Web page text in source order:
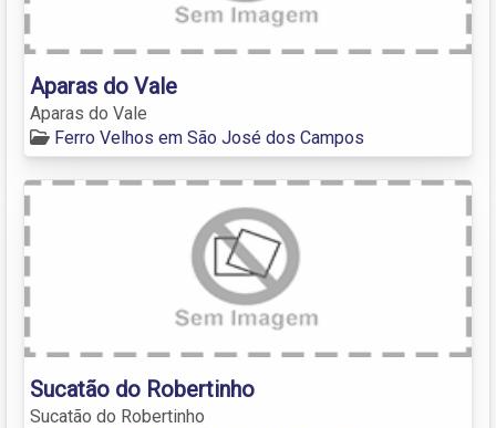
Aparas do Vale
Aparas do Vale
Ferro Velhos em São José dos Campos
Sucatão do Robertinho
Sucatão do Robertinho